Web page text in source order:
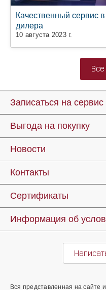
Качественный сервис
дилера
10 августа 2023 г.
Записаться на сервис
Выгода на покупку
Новости
Контакты
Сертификаты
Информация об
Вся представленная на сайте